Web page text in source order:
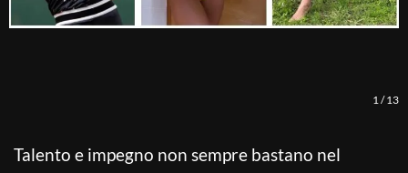
1 /13
Talento e impegno non sempre bastano nel